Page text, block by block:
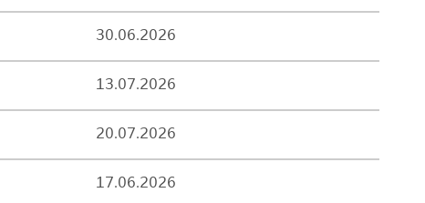
30.06.2026
13.07.2026
20.07.2026
17.06.2026